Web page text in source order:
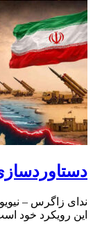
ندای زاگرس –
این رویکرد خود